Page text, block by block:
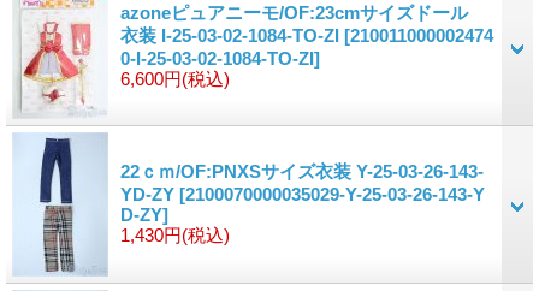
azoneピュアニーモ/OF:23cmサイズドール
衣装 I-25-03-02-1084-TO-ZI [210011000002474
0-I-25-03-02-1084-TO-ZI]
6,600円(税込)
22ｃｍ/OF:PNXSサイズ衣装 Y-25-03-26-143-
YD-ZY [2100070000035029-Y-25-03-26-143-Y
D-ZY]
1,430円(税込)